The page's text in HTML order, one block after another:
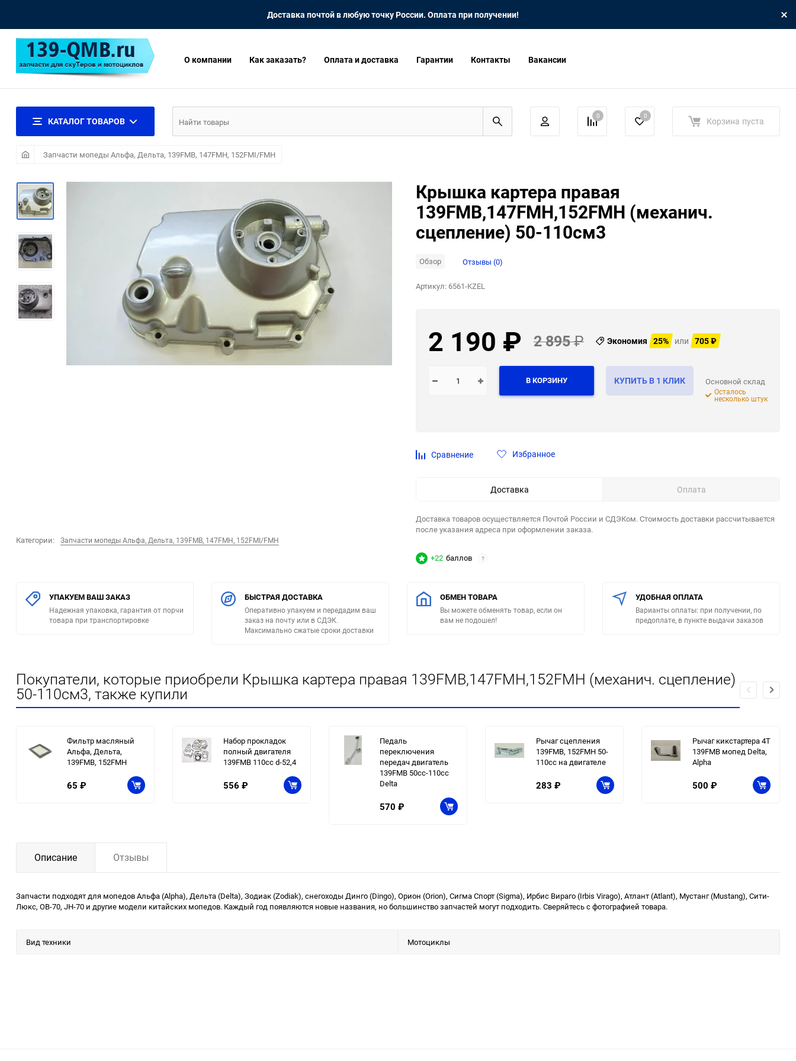
Доставка почтой в любую точку России. Оплата при получении!
О компании Как заказать? Оплата и доставка Гарантии Контакты Вакансии
КАТАЛОГ ТОВАРОВ 0 0 Корзина пуста
Запчасти мопеды Альфа, Дельта, 139FMB, 147FMH, 152FMI/FMH
Категории: Запчасти мопеды Альфа, Дельта, 139FMB, 147FMH, 152FMI/FMH
Крышка картера правая
139FMB,147FMH,152FMH (механич.
сцепление) 50-110см3
Обзор Отзывы (0)
Артикул: 6561-KZEL
2 190 ₽ 2 895₽ Экономия 25% или 705₽
В КОРЗИНУ КУПИТЬ В 1 КЛИК Основной склад
Осталось
несколько штук
Сравнение Избранное
Доставка Оплата
Доставка товаров осуществляется Почтой России и СДЭКом. Стоимость доставки рассчитывается
после указания адреса при оформлении заказа.
+22 баллов ?
УПАКУЕМ ВАШ ЗАКАЗ
Надежная упаковка, гарантия от порчи
товара при транспортировке
БЫСТРАЯ ДОСТАВКА
Оперативно упакуем и передадим ваш
заказ на почту или в СДЭК.
Максимально сжатые сроки доставки
ОБМЕН ТОВАРА
Вы можете обменять товар, если он
вам не подошел!
УДОБНАЯ ОПЛАТА
Варианты оплаты: при получении, по
предоплате, в пункте выдачи заказов
Покупатели, которые приобрели Крышка картера правая 139FMB,147FMH,152FMH (механич. сцепление)
50-110см3, также купили
Фильтр масляный
Альфа, Дельта,
139FMB, 152FMH
65 ₽
Набор прокладок
полный двигателя
139FMB 110cc d-52,4
556 ₽
Педаль
переключения
передач двигатель
139FMB 50сс-110сс
Delta
570 ₽
Рычаг сцепления
139FMB, 152FMH 50-
110сс на двигателе
283 ₽
Рычаг кикстартера 4T
139FMB мопед Delta,
Alpha
500 ₽
Описание Отзывы
Запчасти подходят для мопедов Альфа (Alpha), Дельта (Delta), Зодиак (Zodiak), снегоходы Динго (Dingo), Орион (Orion), Сигма Спорт (Sigma), Ирбис Вираго (Irbis Virago), Атлант (Atlant), Мустанг (Mustang), Сити-
Люкс, ОВ-70, JH-70 и другие модели китайских мопедов. Каждый год появляются новые названия, но большинство запчастей могут подходить. Сверяйтесь с фотографией товара.
Вид техники Мотоциклы